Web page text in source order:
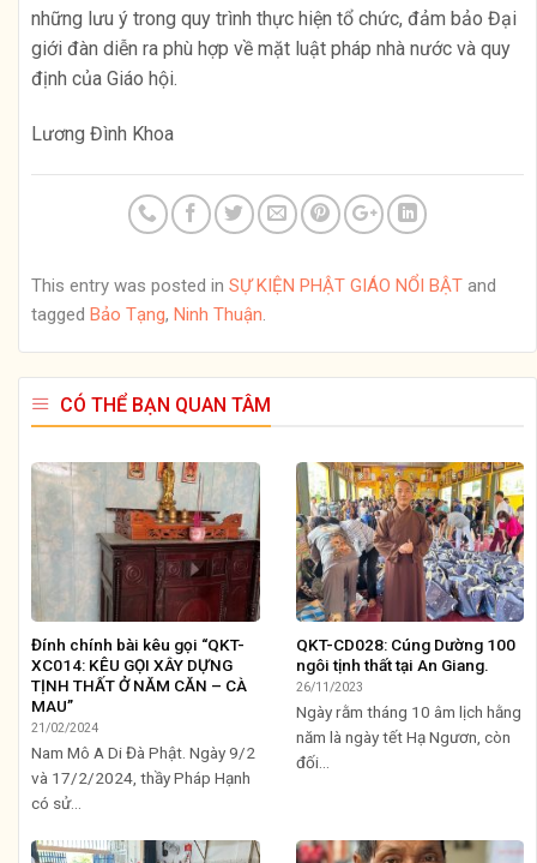
những lưu ý trong quy trình thực hiện tổ chức, đảm bảo Đại
giới đàn diễn ra phù hợp về mặt luật pháp nhà nước và quy
định của Giáo hội.
Lương Đình Khoa
This entry was posted in SỰ KIỆN PHẬT GIÁO NỔI BẬT and
tagged Bảo Tạng, Ninh Thuận.
CÓ THỂ BẠN QUAN TÂM
Đính chính bài kêu gọi “QKT-
XC014: KÊU GỌI XÂY DỰNG
TỊNH THẤT Ở NĂM CĂN – CÀ
MAU”
21/02/2024
Nam Mô A Di Đà Phật. Ngày 9/2
và 17/2/2024, thầy Pháp Hạnh
có sử...
QKT-CD028: Cúng Dường 100
ngôi tịnh thất tại An Giang.
26/11/2023
Ngày rằm tháng 10 âm lịch hằng
năm là ngày tết Hạ Ngươn, còn
đối...